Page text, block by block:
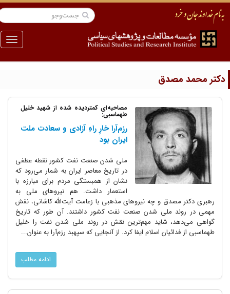
منو
محمد مصدق
مصاحبه‌ای کمتردیده شده از شهید خلیل
طهماسبی:
رزم‌آرا خارِ راهِ آزادی و سعادت ملت
ایران بود
ملی شدن صنعت نفت کشور نقطه عطفی
در تاریخ معاصر ایران به شمار می‌رود که
نشان از همبستگی مردم برای مبارزه با
استعمار داشت. هم نیروهای ملی به
رهبری دکتر مصدق و چه نیروهای مذهبی با زعامت آیت‌الله کاشانی، نقش
مهمی در روند ملی شدن صنعت نفت کشور داشتند. آن طور که تاریخ
گواهی می‌دهد، شاید مهم‌ترین نقش در روند ملی شدن نفت را خلیل
طهماسبی از فدائیان اسلام ایفا کرد. از آنجایی که سپهبد رزم‌آرا به عنوان...
ادامه مطلب